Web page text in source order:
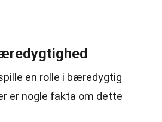
en rolle i bæredygtig
er nogle fakta om dette